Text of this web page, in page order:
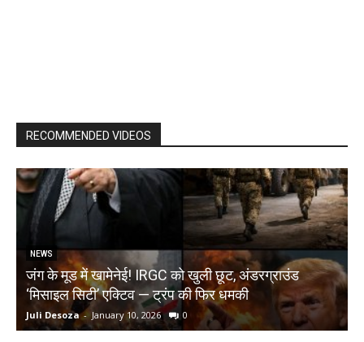
RECOMMENDED VIDEOS
NEWS
जंग के मूड में खामेनेई! IRGC को खुली छूट, अंडरग्राउंड
‘मिसाइल सिटी’ एक्टिव — ट्रंप की फिर धमकी
Juli Desoza - January 10, 2026 0